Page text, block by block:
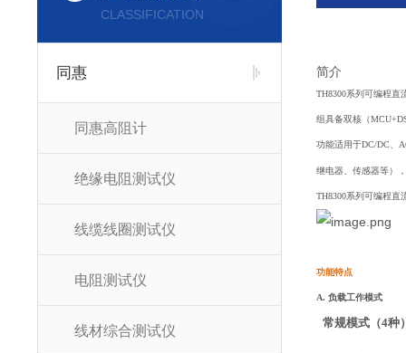
CLASSIFICATION
同惠
同惠高阻计
绝缘电阻测试仪
线缆线圈测试仪
电阻测试仪
线材综合测试仪
简介
TH8300系列可编程
组具备双核（
功能适用于DC/DC、
继电器、传感器等）
TH8300系列可编程直
功能特点
A. 负载工作模式
常规模式（4种